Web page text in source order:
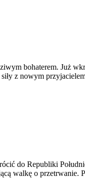
bohaterem. Już
z nowym
do Republiki
walkę o